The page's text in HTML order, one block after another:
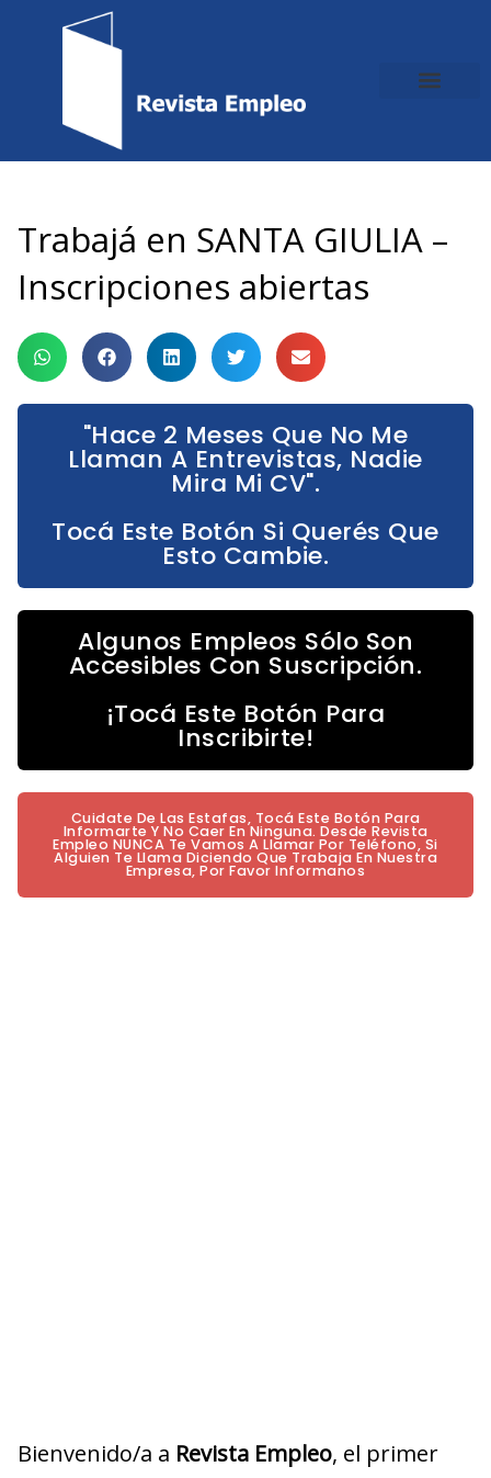
Trabajá en SANTA GIULIA –
Inscripciones abiertas
"Hace 2 Meses Que No Me
Llaman A Entrevistas, Nadie
Mira Mi CV".
Tocá Este Botón Si Querés Que
Esto Cambie.
Algunos Empleos Sólo Son
Accesibles Con Suscripción.
¡Tocá Este Botón Para
Inscribirte!
Cuidate De Las Estafas, Tocá Este Botón Para
Informarte Y No Caer En Ninguna. Desde Revista
Empleo NUNCA Te Vamos A Llamar Por Teléfono, Si
Alguien Te Llama Diciendo Que Trabaja En Nuestra
Empresa, Por Favor Informanos
Bienvenido/a a Revista Empleo, el primer